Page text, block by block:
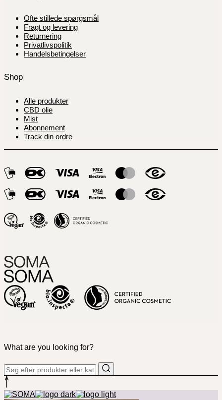
Ofte stillede spørgsmål
Fragt og levering
Returnering
Privatlivspolitik
Handelsbetingelser
Shop
Alle produkter
CBD olie
Mist
Abonnement
Track din ordre
What are you looking for?